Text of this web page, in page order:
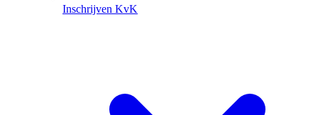
Inschrijven KvK